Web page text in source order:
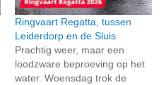
Ringvaart Regatta, tussen
Leiderdorp en de Sluis
Prachtig weer, maar een
loodzware beproeving op het
water. Woensdag trok de